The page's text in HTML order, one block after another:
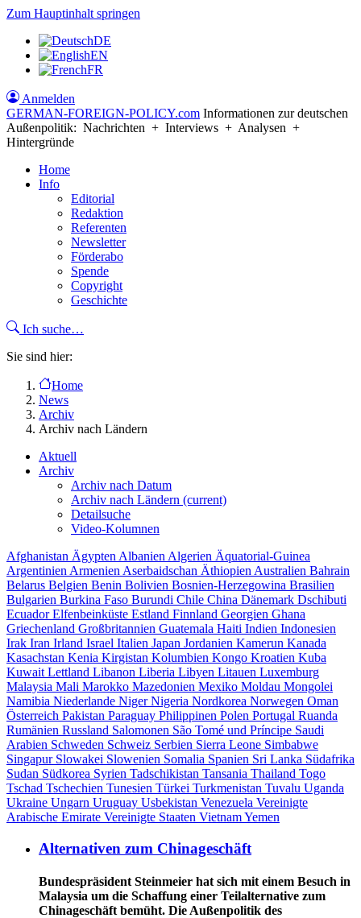
Zum Hauptinhalt springen
DE
EN
FR
Anmelden
GERMAN-FOREIGN-POLICY.com Informationen zur deutschen
Außenpolitik: Nachrichten + Interviews + Analysen +
Hintergründe
Home
Info
Editorial
Redaktion
Referenten
Newsletter
Förderabo
Spende
Copyright
Geschichte
Ich suche…
Sie sind hier:
Home
News
Archiv
Archiv nach Ländern
Aktuell
Archiv
Archiv nach Datum
Archiv nach Ländern (current)
Detailsuche
Video-Kolumnen
Afghanistan Ägypten Albanien Algerien Äquatorial-Guinea
Argentinien Armenien Aserbaidschan Äthiopien Australien Bahrain
Belarus Belgien Benin Bolivien Bosnien-Herzegowina Brasilien
Bulgarien Burkina Faso Burundi Chile China Dänemark Dschibuti
EcuadorElfenbeinküste Estland Finnland Georgien Ghana
Griechenland Großbritannien Guatemala Haiti Indien Indonesien
Irak Iran Irland Israel Italien Japan Jordanien Kamerun Kanada
Kasachstan Kenia Kirgistan Kolumbien Kongo Kroatien Kuba
Kuwait Lettland Libanon Liberia Libyen Litauen Luxemburg
Malaysia Mali Marokko Mazedonien Mexiko Moldau Mongolei
Namibia Niederlande NigerNigeria Nordkorea Norwegen Oman
Österreich Pakistan Paraguay Philippinen Polen Portugal Ruanda
Rumänien Russland Salomonen São Tomé und Príncipe Saudi
Arabien Schweden Schweiz Serbien Sierra Leone Simbabwe
Singapur Slowakei Slowenien Somalia Spanien Sri Lanka Südafrika
Sudan Südkorea Syrien Tadschikistan Tansania Thailand Togo
Tschad Tschechien Tunesien Türkei Turkmenistan Tuvalu Uganda
Ukraine Ungarn Uruguay Usbekistan Venezuela Vereinigte
Arabische Emirate Vereinigte Staaten VietnamYemen
Alternativen zum Chinageschäft
Bundespräsident Steinmeier hat sich mit einem Besuch in
Malaysia um die Schaffung einer Teilalternative zum
Chinageschäft bemüht. Die Außenpolitik des